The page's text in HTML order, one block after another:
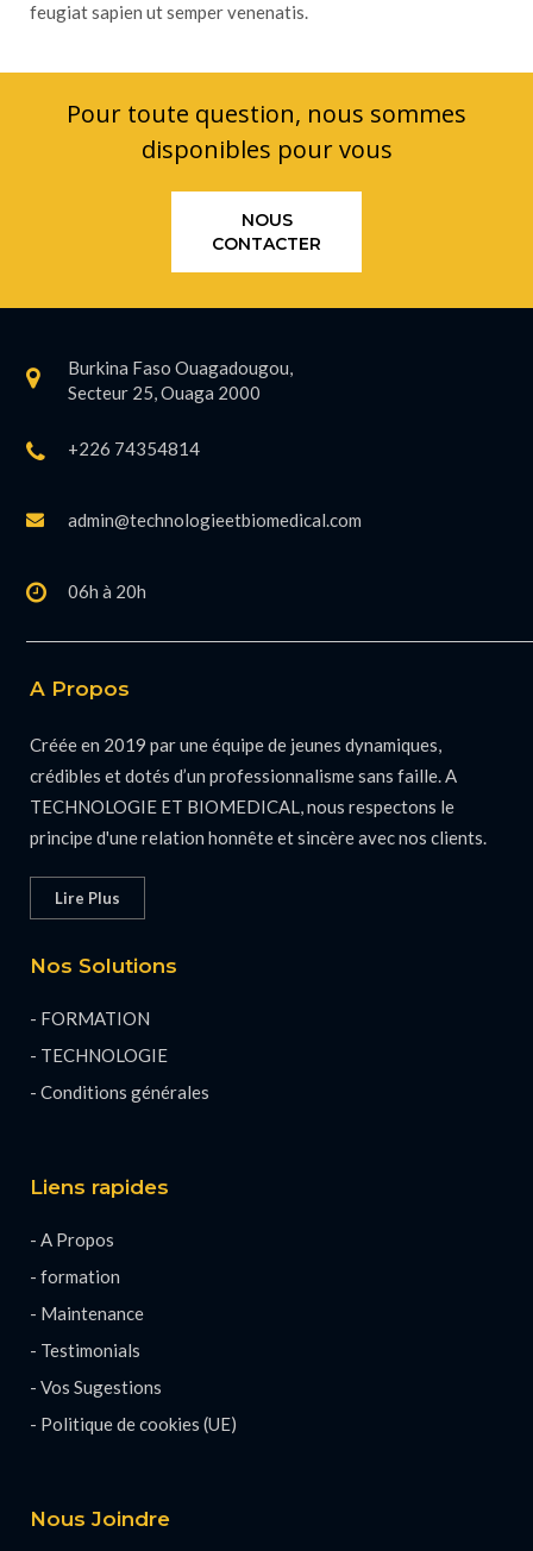
feugiat sapien ut semper venenatis.
Pour toute question, nous sommes
disponibles pour vous
NOUS
CONTACTER
Burkina Faso Ouagadougou,
Secteur 25, Ouaga 2000
+226 74354814
admin@technologieetbiomedical.com
06h à 20h
A Propos
Créée en 2019 par une équipe de jeunes dynamiques,
crédibles et dotés d’un professionnalisme sans faille. A
TECHNOLOGIE ET BIOMEDICAL, nous respectons le
principe d'une relation honnête et sincère avec nos clients.
Lire Plus
Nos Solutions
- FORMATION
- TECHNOLOGIE
- Conditions générales
Liens rapides
- A Propos
- formation
- Maintenance
- Testimonials
- Vos Sugestions
- Politique de cookies (UE)
Nous Joindre